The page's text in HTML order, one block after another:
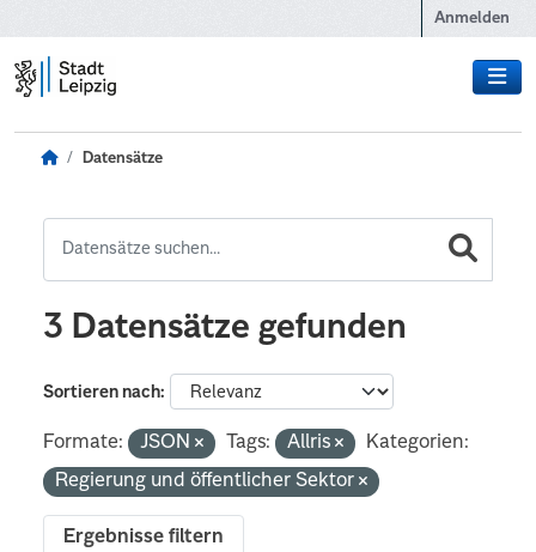
Anmelden
Datensätze
3 Datensätze gefunden
Sortieren nach
Formate: JSON Tags: Allris
Kategorien:
Regierung und öffentlicher Sektor
Ergebnisse filtern